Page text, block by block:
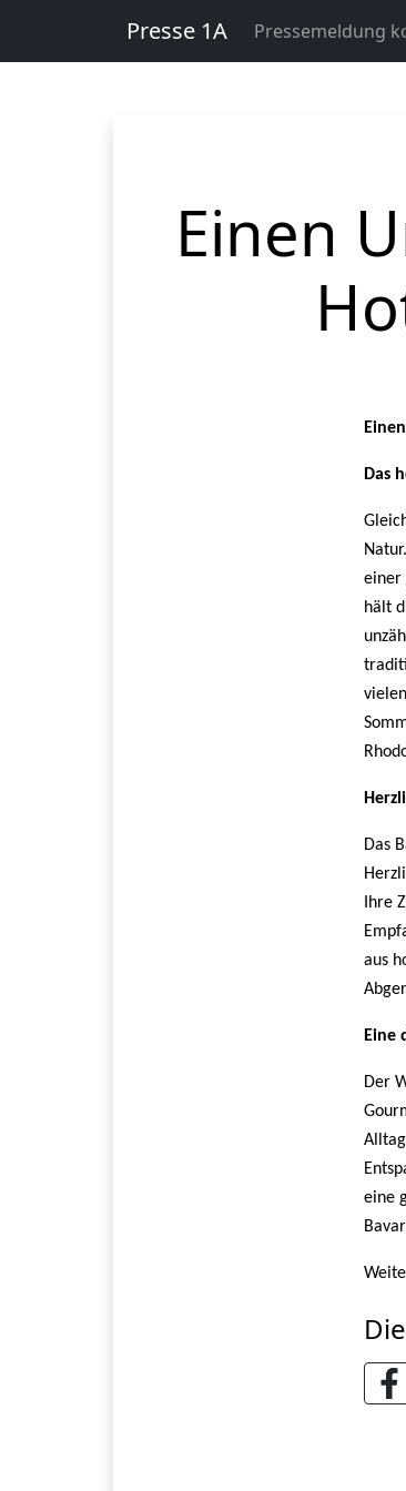
Presse 1A Pressemeldung
Einen
Das
einer
hält
Das
Ihre
aus
Eine
Der
eine